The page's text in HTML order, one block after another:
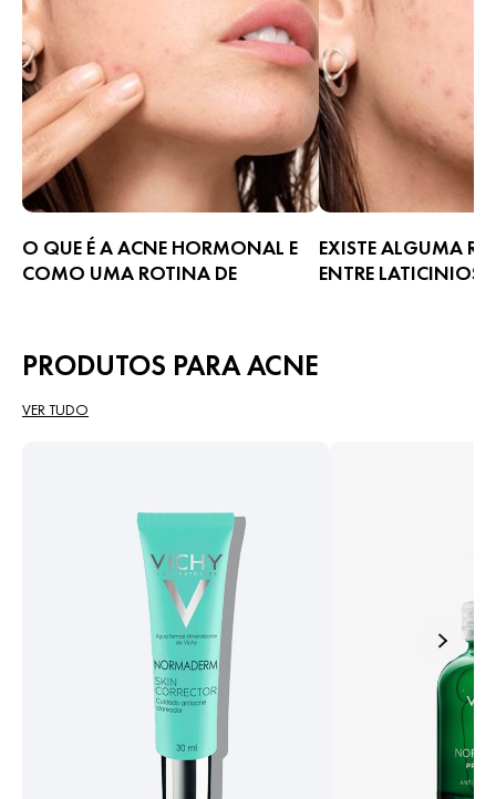
O QUE É A ACNE HORMONAL E
COMO UMA ROTINA DE
cuidados anti-idade
EXISTE ALGUMA
ENTRE LATICINIOS
PRODUTOS PARA ACNE
VER TUDO